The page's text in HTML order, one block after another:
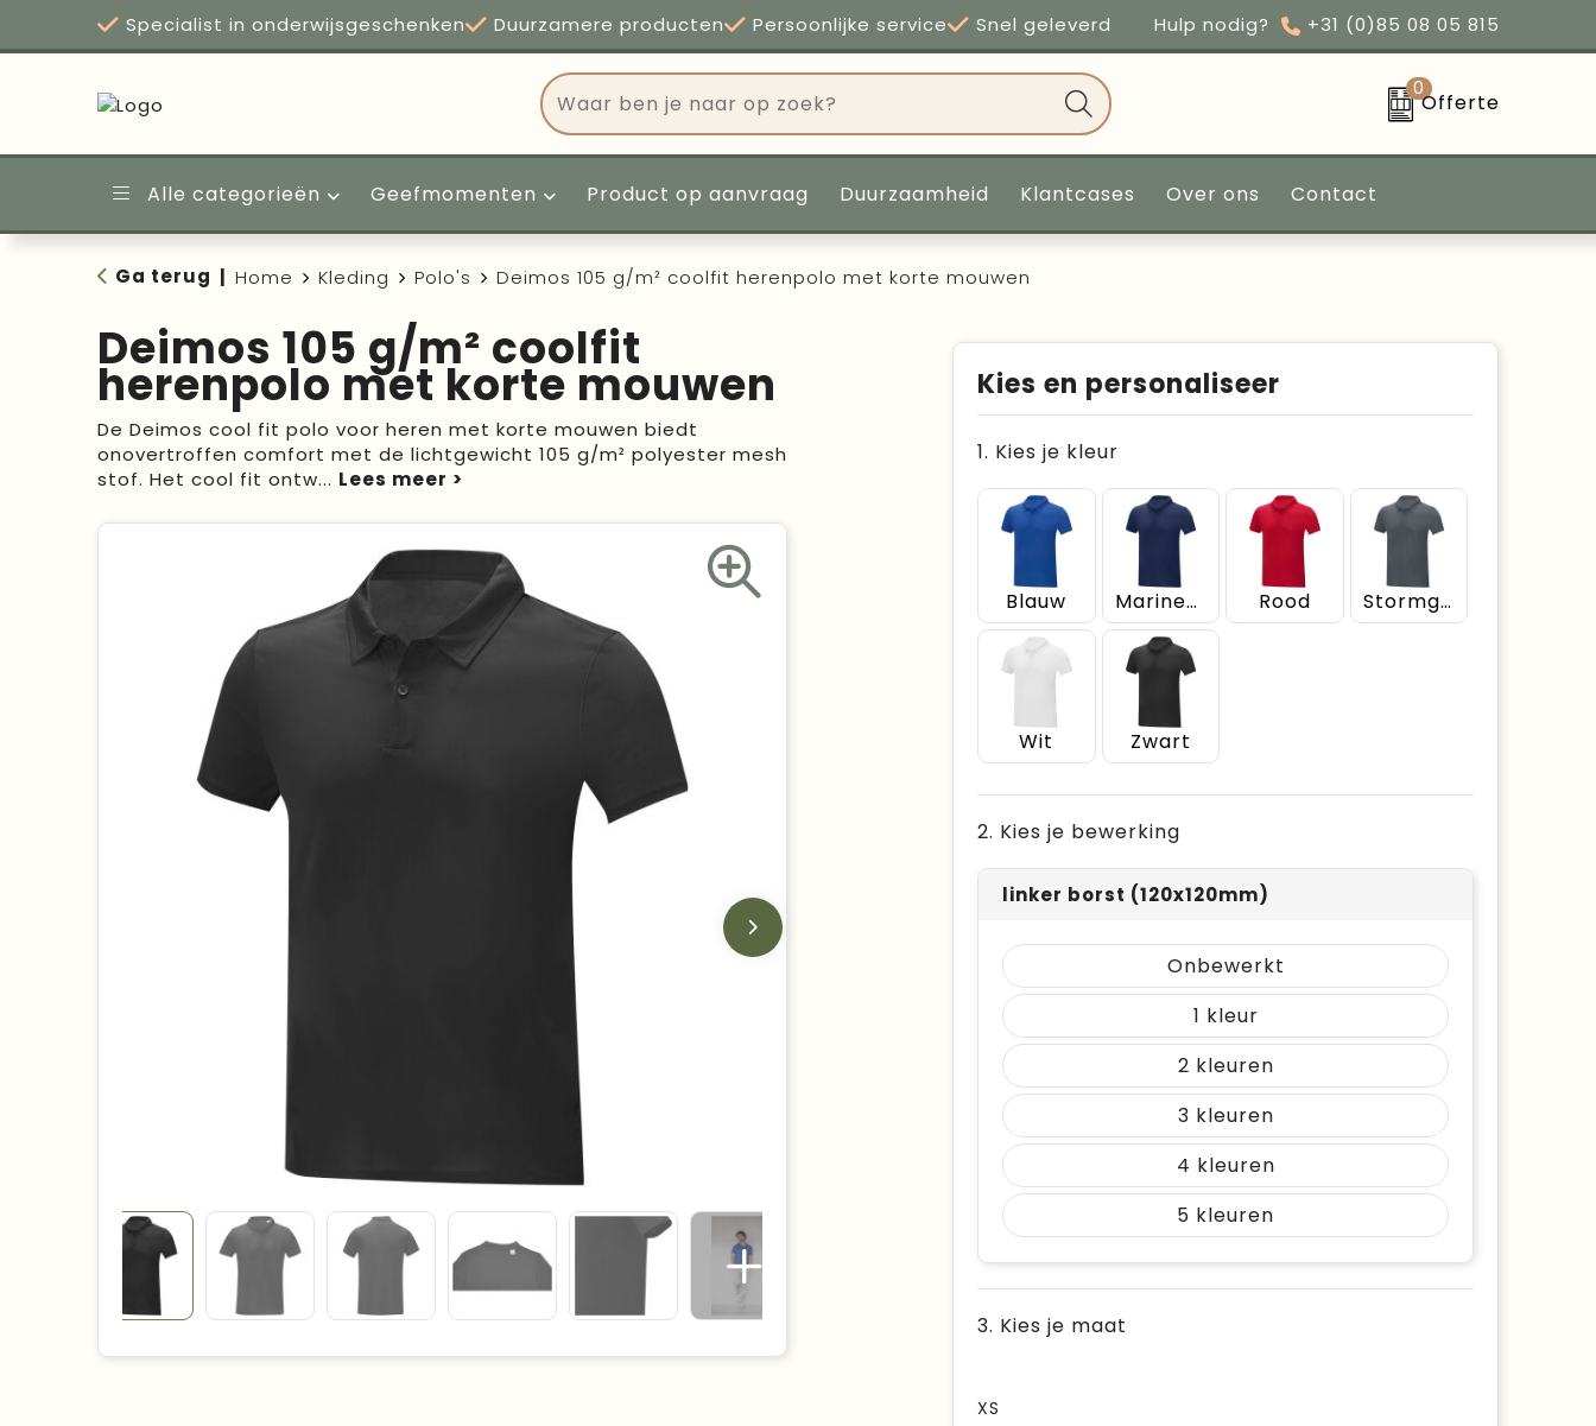
Specialist in onderwijsgeschenken Duurzamere producten Persoonlijke service Snel geleverd Hulp nodig? +31 (0)85 08 05 815
0
Offerte
Alle categorieën Geefmomenten Product op aanvraag Duurzaamheid Klantcases Over ons Contact
Ga terug Home Kleding Polo's Deimos 105 g/m² coolfit herenpolo met korte mouwen
Deimos 105 g/m² coolfit
herenpolo met korte mouwen
De Deimos cool fit polo voor heren met korte mouwen biedt
onovertroffen comfort met de lichtgewicht 105 g/m² polyester mesh
stof. Het cool fit ontw...
Kies en personaliseer
1. Kies je kleur
Blauw Marineblauw Rood Stormgrijs
Wit Zwart
2. Kies je bewerking
linker borst (120x120mm)
Onbewerkt
1
2
3
4
5
3. Kies je maat
XS